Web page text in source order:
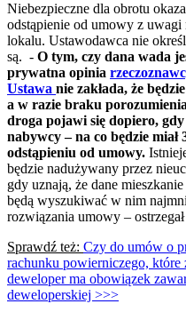
Niebezpieczne dla obrotu
odstąpienie od umowy z uwagi
lokalu. Ustawodawca nie
są. - O tym, czy dana wada
prywatna opinia
Ustawa nie zakłada, że
a w razie braku
droga pojawi się dopiero,
nabywcy – na co będzie miał
odstąpieniu od umowy.
będzie nadużywany przez
gdy uznają, że dane
będą wyszukiwać w nim
rozwiązania umowy –
Sprawdź też: Czy do umów o
rachunku powierniczego, które
deweloper ma obowiązek
deweloperskiej >>>